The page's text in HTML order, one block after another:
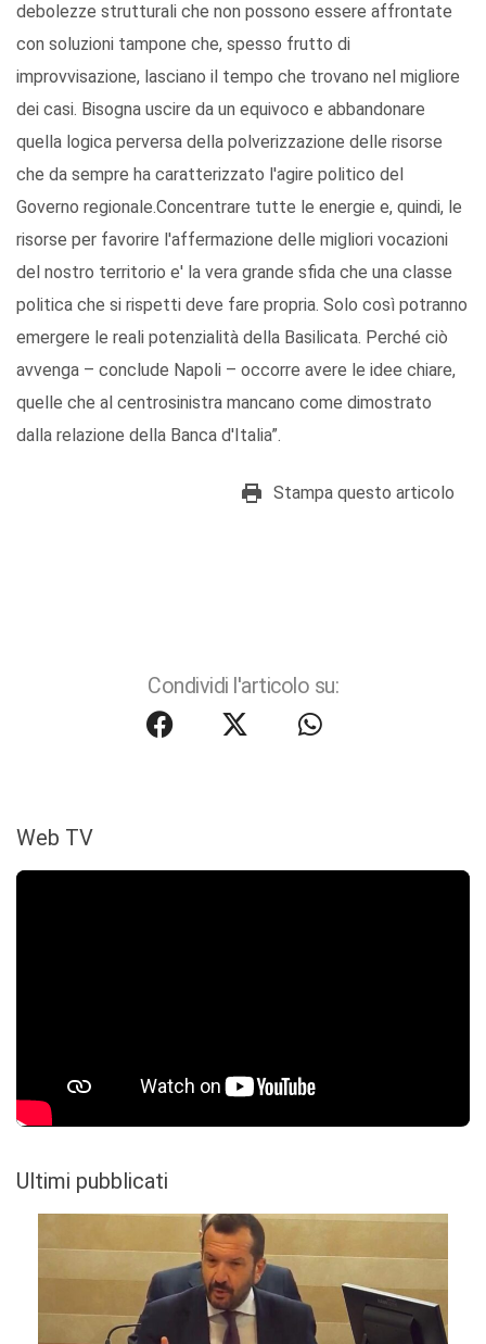
debolezze strutturali che non possono essere affrontate
con soluzioni tampone che, spesso frutto di
improvvisazione, lasciano il tempo che trovano nel migliore
dei casi. Bisogna uscire da un equivoco e abbandonare
quella logica perversa della polverizzazione delle risorse
che da sempre ha caratterizzato l'agire politico del
Governo regionale.Concentrare tutte le energie e, quindi, le
risorse per favorire l'affermazione delle migliori vocazioni
del nostro territorio e' la vera grande sfida che una classe
politica che si rispetti deve fare propria. Solo così potranno
emergere le reali potenzialità della Basilicata. Perché ciò
avvenga – conclude Napoli – occorre avere le idee chiare,
quelle che al centrosinistra mancano come dimostrato
dalla relazione della Banca d'Italia”.
Stampa questo articolo
Condividi l'articolo su:
Web TV
Ultimi pubblicati